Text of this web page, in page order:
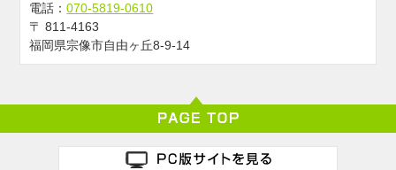
電話：070-5819-0610
〒811-4163
福岡県宗像市自由ヶ丘8-9-14